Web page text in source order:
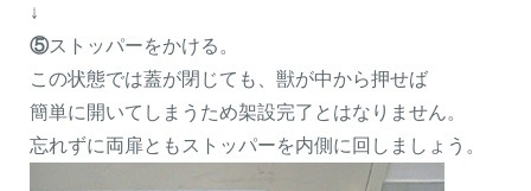
↓
⑤ストッパーをかける。
この状態では蓋が閉じても、獣が中から押せば
簡単に開いてしまうため架設完了とはなりません。
忘れずに両扉ともストッパーを内側に回しましょう。